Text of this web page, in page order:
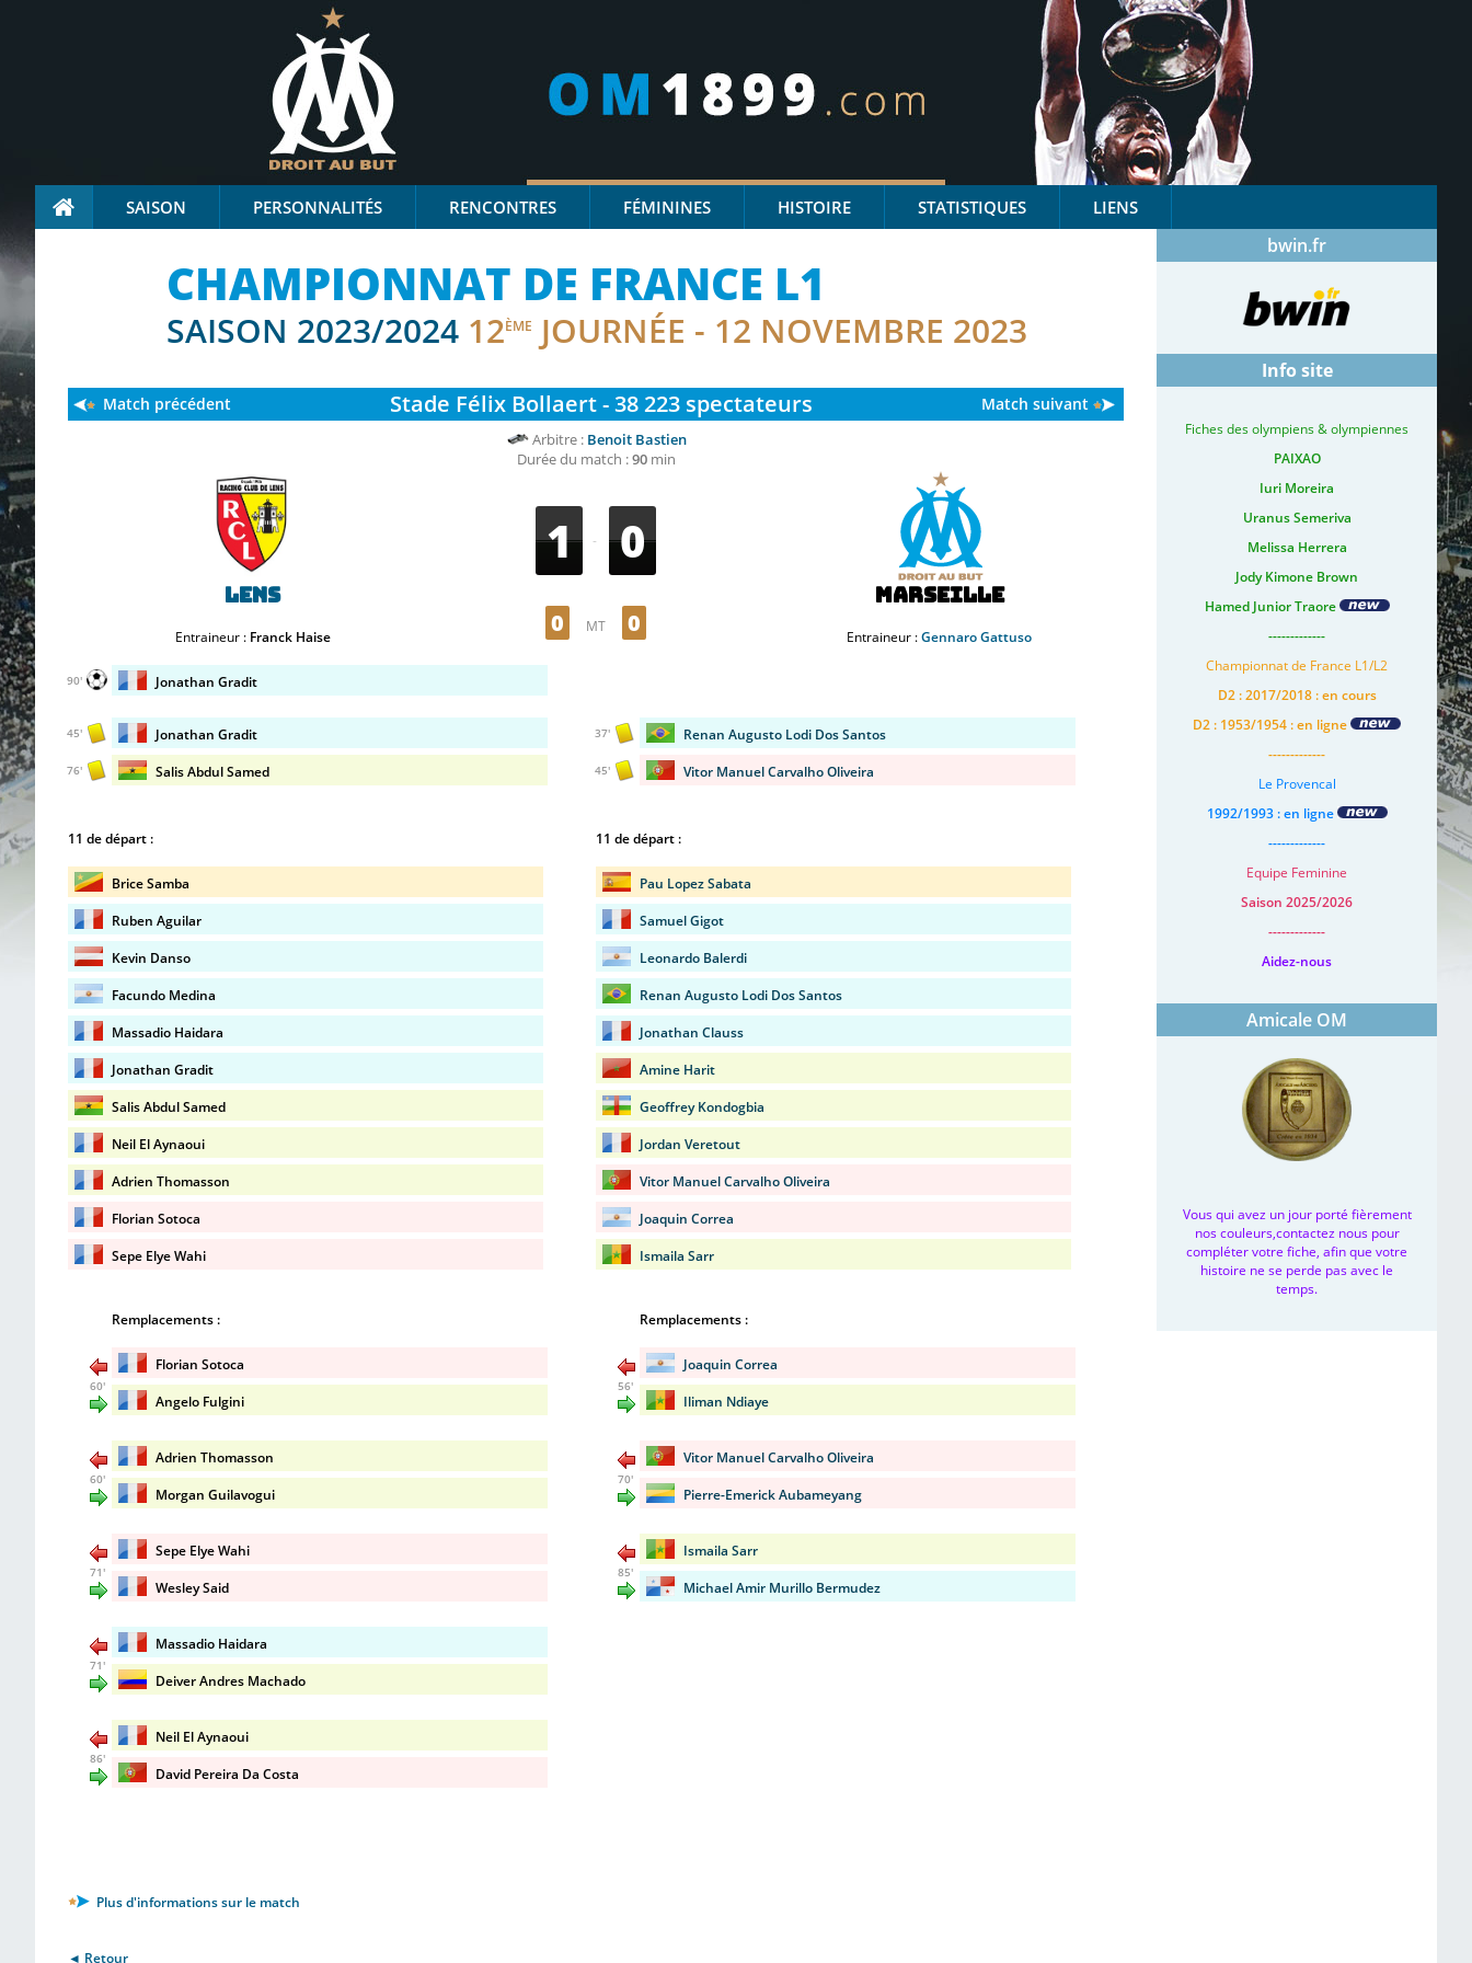
SAISON PERSONNALITÉS RENCONTRES FÉMININES HISTOIRE STATISTIQUES LIENS
CHAMPIONNAT DE FRANCE L1
SAISON 2023/2024 12ÈME JOURNÉE - 12 NOVEMBRE 2023
Stade Félix Bollaert - 38 223 spectateurs
Match précédent Match suivant
Arbitre : Benoit Bastien
Durée du match :90min
Lens
Entraineur : Franck Haise
1 - 0
0 MT 0
Marseille
Entraineur :Gennaro Gattuso
Jonathan Gradit
90'
Jonathan Gradit
45'
Salis Abdul Samed
76'
Renan Augusto Lodi Dos Santos
37'
Vitor Manuel Carvalho Oliveira
45'
11 de départ :
Brice Samba
Ruben Aguilar
Kevin Danso
Facundo Medina
Massadio Haidara
Jonathan Gradit
Salis Abdul Samed
Neil El Aynaoui
Adrien Thomasson
Florian Sotoca
Sepe Elye Wahi
11 de départ :
Pau Lopez Sabata
Samuel Gigot
Leonardo Balerdi
Renan Augusto Lodi Dos Santos
Jonathan Clauss
Amine Harit
Geoffrey Kondogbia
Jordan Veretout
Vitor Manuel Carvalho Oliveira
Joaquin Correa
Ismaila Sarr
Remplacements :
Florian Sotoca
60'
Angelo Fulgini
Adrien Thomasson
60'
Morgan Guilavogui
Sepe Elye Wahi
71'
Wesley Said
Massadio Haidara
71'
Deiver Andres Machado
Neil El Aynaoui
86'
David Pereira Da Costa
Remplacements :
Joaquin Correa
56'
Iliman Ndiaye
Vitor Manuel Carvalho Oliveira
70'
Pierre-Emerick Aubameyang
Ismaila Sarr
85'
Michael Amir Murillo Bermudez
Plus d'informations sur le match
◄ Retour
bwin.fr
Info site
Fiches des olympiens & olympiennes
PAIXAO
Iuri Moreira
Uranus Semeriva
Melissa Herrera
Jody Kimone Brown
Hamed Junior Traore
-------------
Championnat de France L1/L2
D2 : 2017/2018 : en cours
D2 : 1953/1954 : en ligne
-------------
Le Provencal
1992/1993 : en ligne
-------------
Equipe Feminine
Saison 2025/2026
-------------
Aidez-nous
Amicale OM
Vous qui avez un jour porté fièrement
nos couleurs,contactez nous pour
compléter votre fiche, afin que votre
histoire ne se perde pas avec le
temps.